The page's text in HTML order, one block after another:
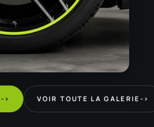
-> VOIR TOUTE LA GALERIE ->